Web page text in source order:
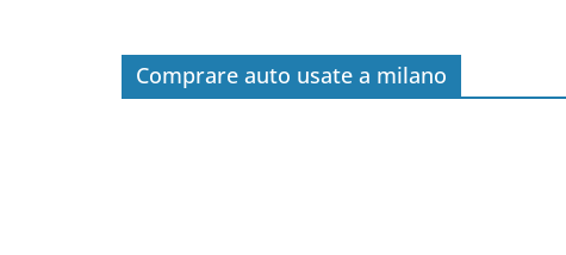
Comprare auto usate a milano